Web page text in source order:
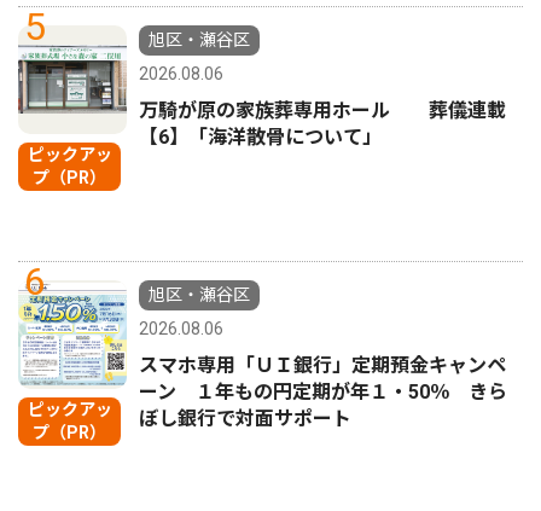
5
ピックアッ
プ（PR）
旭区・瀬谷区
2026.08.06
万騎が原の家族葬専用ホール 葬儀連載
【6】「海洋散骨について」
6
ピックアッ
プ（PR）
旭区・瀬谷区
2026.08.06
スマホ専用「ＵＩ銀行」定期預金キャンペ
ーン １年もの円定期が年１・50％ きら
ぼし銀行で対面サポート